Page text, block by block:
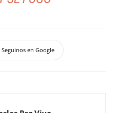
Seguinos en Google